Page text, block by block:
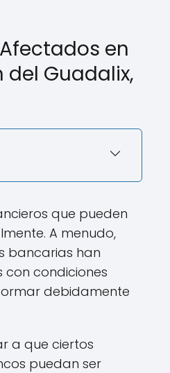
en
del Guadalix,
que pueden
A menudo,
bancarias han
condiciones
debidamente
a que ciertos
puedan ser